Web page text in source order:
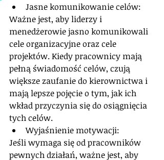
Jasne komunikowanie celów:
Ważne jest, aby liderzy i
menedżerowie jasno komunikowali
cele organizacyjne oraz cele
projektów. Kiedy pracownicy mają
pełną świadomość celów, czują
większe zaufanie do kierownictwa i
mają lepsze pojęcie o tym, jak ich
wkład przyczynia się do osiągnięcia
tych celów.
Wyjaśnienie motywacji:
Jeśli wymaga się od pracowników
pewnych działań, ważne jest, aby